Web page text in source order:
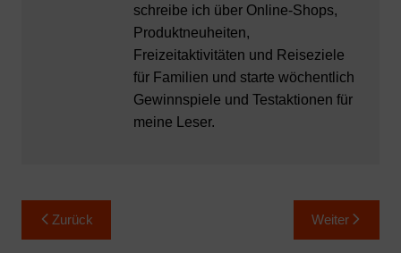
schreibe ich über Online-Shops,
Produktneuheiten,
Freizeitaktivitäten und Reiseziele
für Familien und starte wöchentlich
Gewinnspiele und Testaktionen für
meine Leser.
Beitragsnavigation
Zurück Weiter